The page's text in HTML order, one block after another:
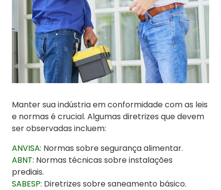
Manter sua indústria em conformidade com as leis
e normas é crucial. Algumas diretrizes que devem
ser observadas incluem:
ANVISA: Normas sobre segurança alimentar.
ABNT: Normas técnicas sobre instalações
prediais.
SABESP: Diretrizes sobre saneamento básico.